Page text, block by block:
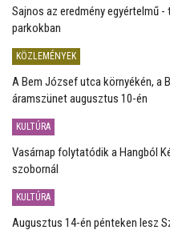
Sajnos az eredmény egyértelmű
parkokban
KÖZLEMÉNYEK
A Bem József utca környékén, a
áramszünet augusztus 10-én
KULTÚRA
Vasárnap folytatódik a Hangból
szobornál
KULTÚRA
Augusztus 14-én pénteken lesz